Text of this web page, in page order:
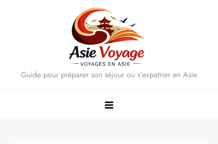
Guide pour préparer son séjour ou s'expatrier en Asie